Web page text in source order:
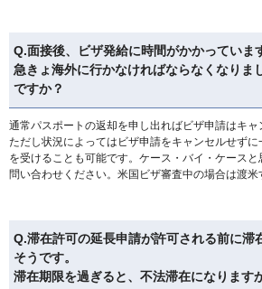
Q.面接後、ビザ発給に時間がかかっていま
急きょ海外に行かなければならなくなりま
ですか？
通常パスポートの返却を申し出ればビザ申請はキャ
ただし状況によってはビザ申請をキャンセルせず
を受けることも可能です。ケース・バイ・ケース
問い合わせください。米国ビザ審査中の場合は渡米
Q.滞在許可の延長申請が許可される前に滞
そうです。
滞在期限を過ぎると、不法滞在になります